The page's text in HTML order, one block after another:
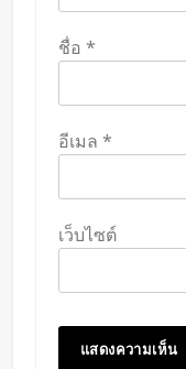
ชื่อ *
อีเมล *
เว็บไซต์